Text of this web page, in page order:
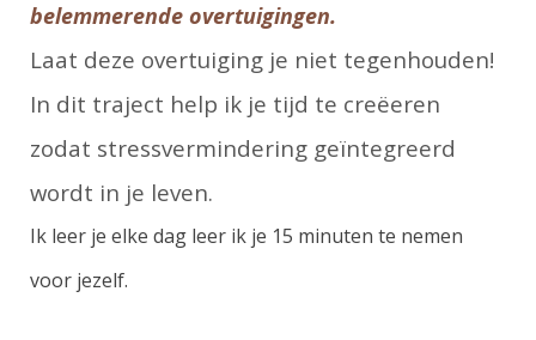
belemmerende overtuigingen.
Laat deze overtuiging je niet tegenhouden!
In dit traject help ik je tijd te creëeren
zodat stressvermindering geïntegreerd
wordt in je leven.
Ik leer je elke dag leer ik je 15 minuten te nemen
voor jezelf.